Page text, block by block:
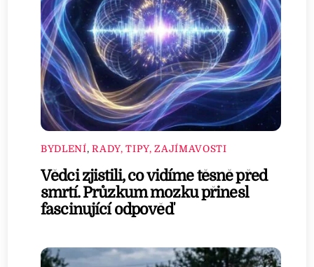
BYDLENÍ,RADY, TIPY, ZAJÍMAVOSTI
Vědci zjistili, co vidíme těsně před
smrtí. Průzkum mozku přinesl
fascinující odpověď